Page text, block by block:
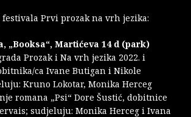
festivala Prvi prozak na vrh jezika:
„Booksa“, Martićeva 14 d (park)
Prozak i Na vrh jezika 2022. i
ca Ivane Butigan i Nikole
Kruno Lokotar, Monika Herceg
romana „Psi“ Dore Šustić, dobitnice
sudjeluju: Monika Herceg i Ivana